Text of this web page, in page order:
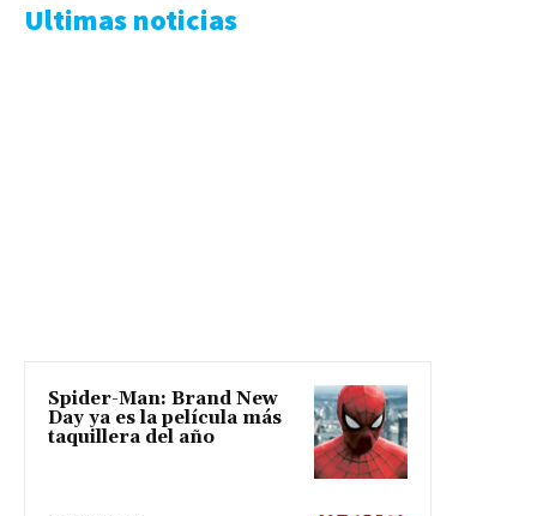
Ultimas noticias
Spider-Man: Brand New
Day ya es la película más
taquillera del año